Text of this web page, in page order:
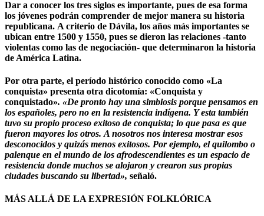
Dar a conocer los tres siglos es importante, pues de esa forma
los jóvenes podrán comprender de mejor manera su historia
republicana. A criterio de Dávila, los años más importantes se
ubican entre 1500 y 1550, pues se dieron las relaciones -tanto
violentas como las de negociación- que determinaron la historia
de América Latina.
Por otra parte, el período histórico conocido como «La
conquista» presenta otra dicotomía: «Conquista y
conquistado». «De pronto hay una simbiosis porque pensamos en
los españoles, pero no en la resistencia indígena. Y esta también
tuvo su propio proceso exitoso de conquista; lo que pasa es que
fueron mayores los otros. A nosotros nos interesa mostrar esos
desconocidos y quizás menos exitosos. Por ejemplo, el quilombo o
palenque en el mundo de los afrodescendientes es un espacio de
resistencia donde muchos se alojaron y crearon sus propias
ciudades buscando su libertad», señaló.
MÁS ALLÁ DE LA EXPRESIÓN FOLKLÓRICA